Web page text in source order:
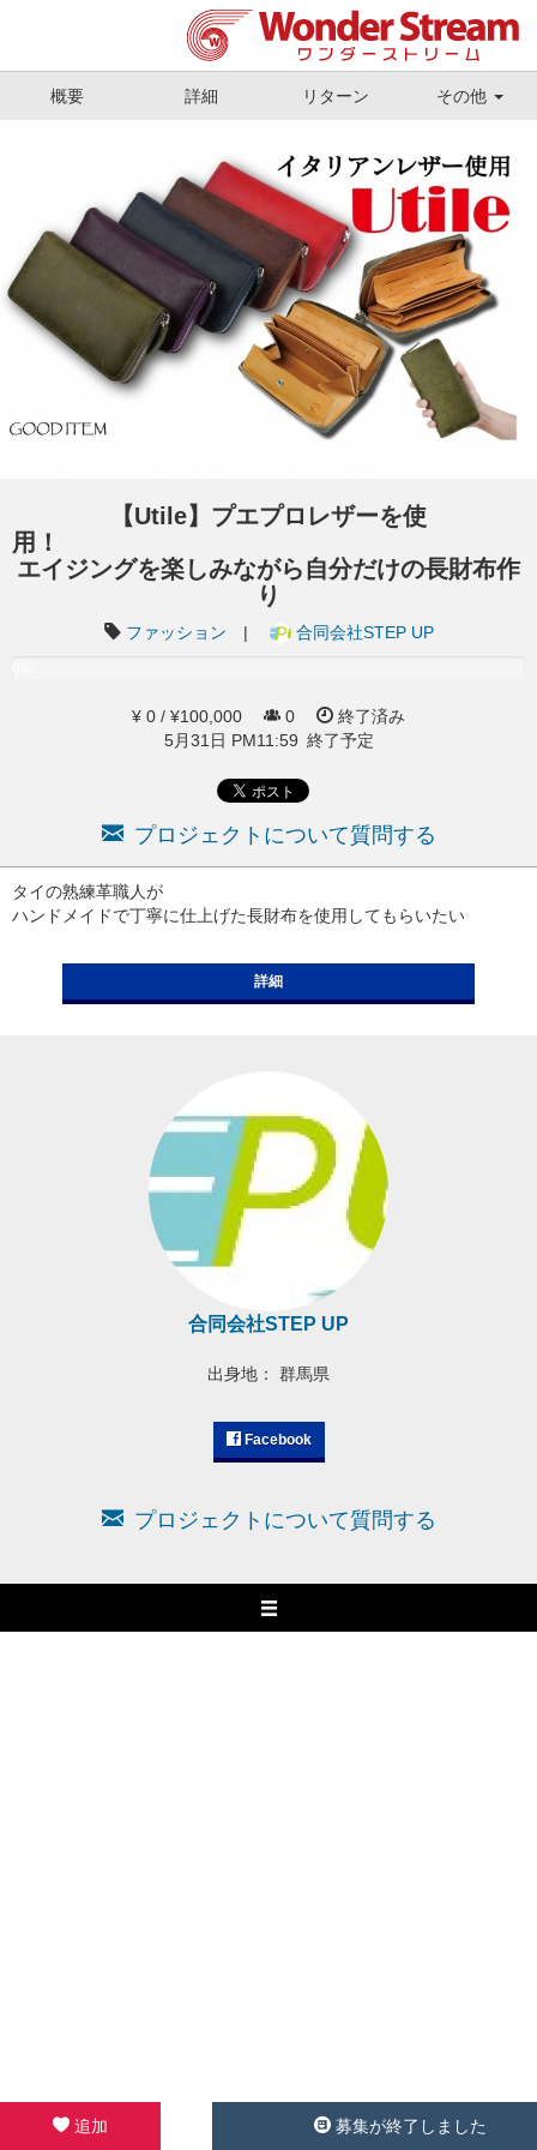
概要 詳細 リターン その他
【Utile】プエプロレザーを使
用
エイジングを楽しみながら自分だけの長財布作
り
ファッション | 合同会社STEP UP
¥ 0 / ¥100,000 0
終了済み
5月31日 PM11:59 終了予定
プロジェクトについて質問する
タイの熟練革職人が
ハンドメイドで丁寧に仕上げた長財布を使用してもらいたい
詳細
合同会社STEP UP
出身地： 群馬県
Facebook
プロジェクトについて質問する
追加 募集が終了しました